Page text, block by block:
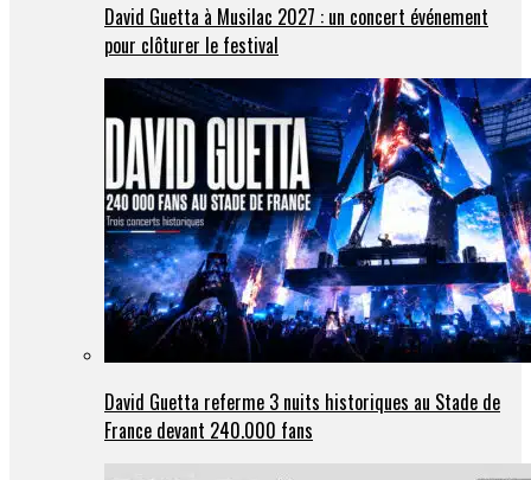
David Guetta à Musilac 2027 : un concert événement
pour clôturer le festival
David Guetta referme 3 nuits historiques au Stade de
France devant 240.000 fans